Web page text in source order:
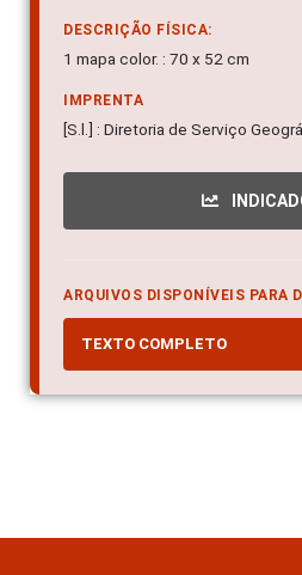
DESCRIÇÃO FÍSICA:
1 mapa color. : 70 x 52 cm
IMPRENTA
[S.l.] : Diretoria de Serviço
ARQUIVOS DISPONÍVEIS PARA
TEXTO COMPLETO